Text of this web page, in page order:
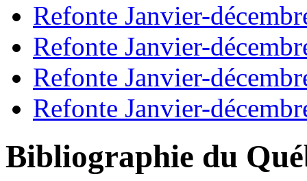
Refonte Janvier-
Refonte Janvier-
Refonte Janvier-
Refonte Janvier-
Bibliographie du